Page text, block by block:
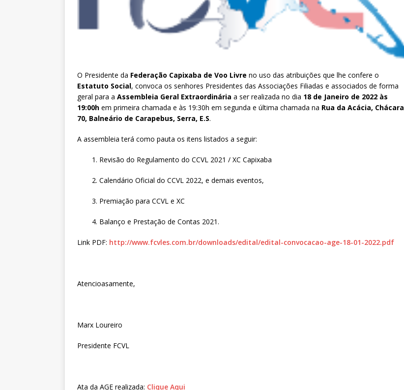
O Presidente da Federação Capixaba de Voo Livre no uso das atribuições que lhe confere o
Estatuto Social, convoca os senhores Presidentes das Associações Filiadas e associados de forma
geral para a Assembleia Geral Extraordinária a ser realizada no dia 18 de Janeiro de 2022 às
19:00h em primeira chamada e às 19:30h em segunda e última chamada na Rua da Acácia, Chácara
70, Balneário de Carapebus, Serra, E.S.
A assembleia terá como pauta os itens listados a seguir:
1. Revisão do Regulamento do CCVL 2021 / XC Capixaba
2. Calendário Oficial do CCVL 2022, e demais eventos,
3. Premiação para CCVL e XC
4. Balanço e Prestação de Contas 2021.
Link PDF: http://www.fcvles.com.br/downloads/edital/edital-convocacao-age-18-01-2022.pdf
Atencioasamente,
Marx Loureiro
Presidente FCVL
Ata da AGE realizada: Clique Aqui